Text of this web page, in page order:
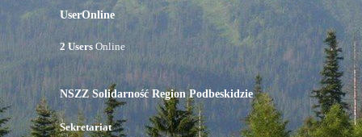
UserOnline
2 UsersOnline
NSZZ Solidarność Region Podbeskidzie
Sekretariat